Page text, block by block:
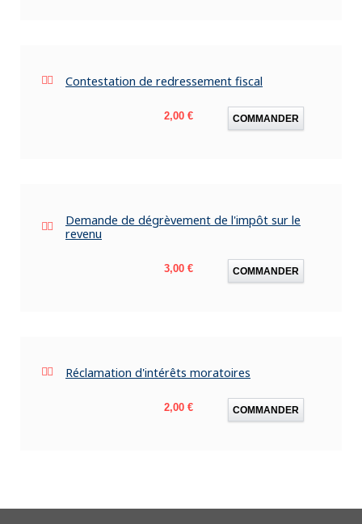
Contestation de redressement fiscal
Prix
2,00 € COMMANDER
Demande de dégrèvement de l'impôt sur le
revenu
Prix
3,00 € COMMANDER
Réclamation d'intérêts moratoires
Prix
2,00 € COMMANDER